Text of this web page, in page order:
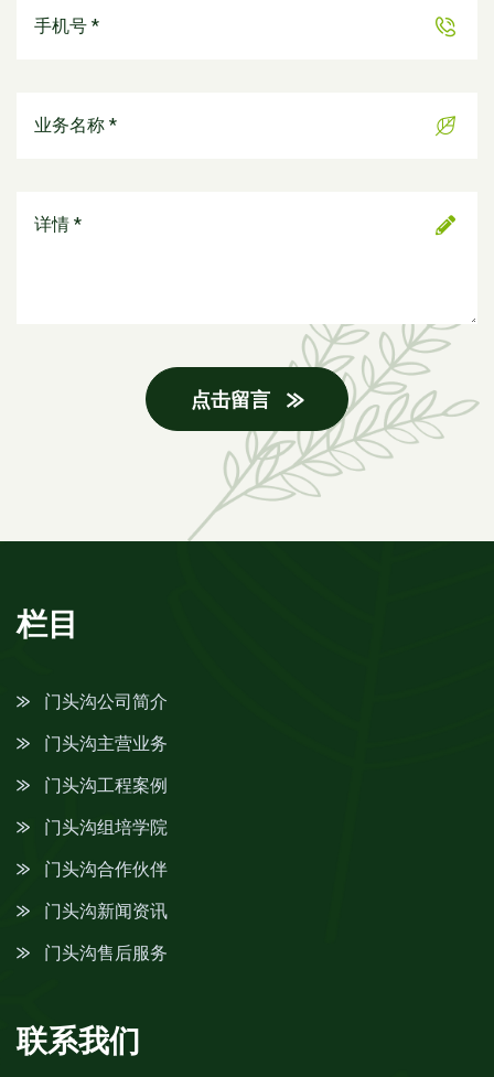
点击留言
栏目
门头沟公司简介
门头沟主营业务
门头沟工程案例
门头沟组培学院
门头沟合作伙伴
门头沟新闻资讯
门头沟售后服务
联系我们